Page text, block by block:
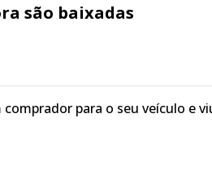
são baixadas
para o seu veículo e